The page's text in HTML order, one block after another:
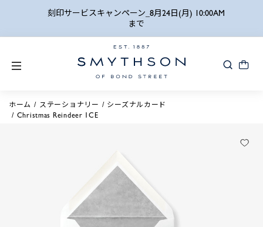
刻印サービスキャンペーン_8月24日(月) 10:00AM
まで
ホーム ステーショナリー
シーズナルカード
Christmas Reindeer 1CE